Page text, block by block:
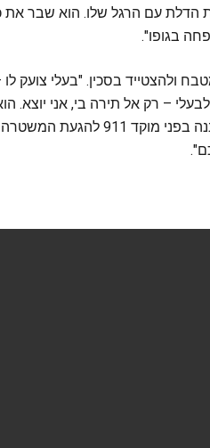
עם הרגל שלו. הוא שבר את
בגופו".
בסכין. "בעלי צועק לו
– רק אל תירה בי, אני יוצא.